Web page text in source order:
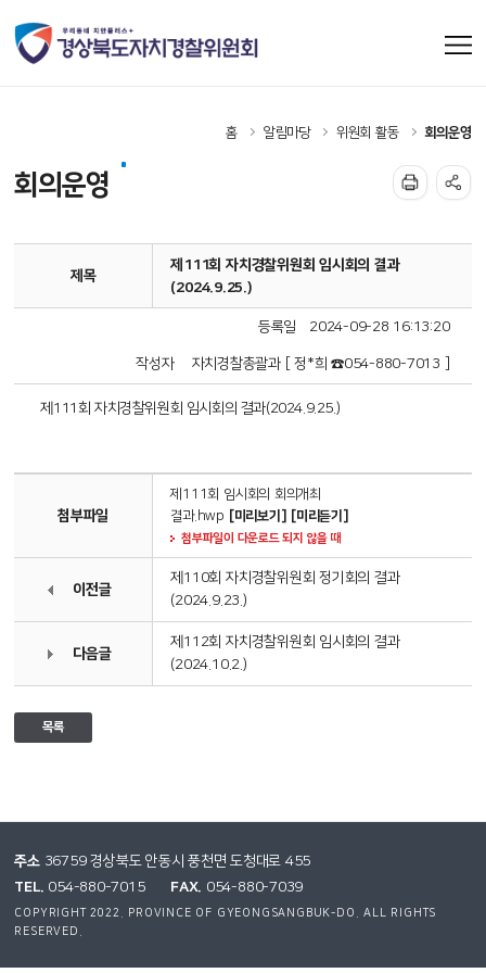
홈 알림마당 위원회 활동 회의운영
회의운영
제목
제111회 자치경찰위원회 임시회의 결과
(2024.9.25.)
등록일 2024-09-28 16:13:20
작성자 자치경찰총괄과 [ 정*희 ☎054-880-7013 ]
제111회 자치경찰위원회 임시회의 결과(2024.9.25.)
첨부파일
제111회 임시회의 회의개최
결과.hwp [미리보기] [미리듣기]
첨부파일이 다운로드 되지 않을 때
이전글
제110회 자치경찰위원회 정기회의 결과
(2024.9.23.)
다음글
제112회 자치경찰위원회 임시회의 결과
(2024.10.2.)
목록
주소 36759 경상북도 안동시 풍천면 도청대로 455
TEL. 054-880-7015 FAX. 054-880-7039
COPYRIGHT 2022. PROVINCE OF GYEONGSANGBUK-DO. ALL RIGHTS
RESERVED.